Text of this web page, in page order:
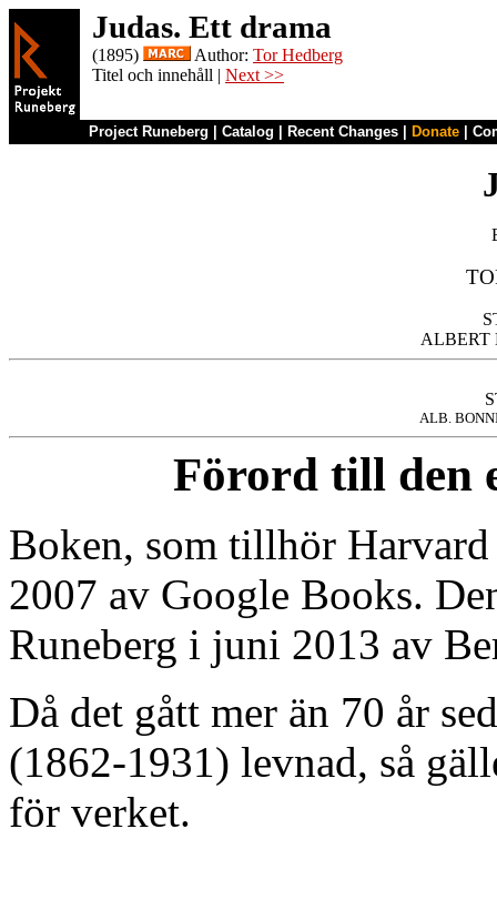
Judas. Ett drama
(1895) Author: Tor Hedberg
Titel och innehåll | Next >>
Project Runeberg Catalog Recent Changes Donate
ALB.
Förord till den
Boken, som tillhör
2007 av Google Books.
Runeberg i juni 2013 av
Då det gått mer än 70 år
(1862-1931) levnad, så
för verket.